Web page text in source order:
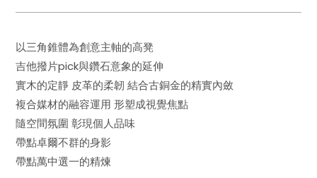
以三角錐體為創意主軸的高凳
吉他撥片pick與鑽石意象的延伸
實木的定靜 皮革的柔韌 結合古銅金的精實內斂
複合媒材的融容運用 形塑成視覺焦點
隨空間氛圍 彰現個人品味
帶點卓爾不群的身影
帶點萬中選一的精煉